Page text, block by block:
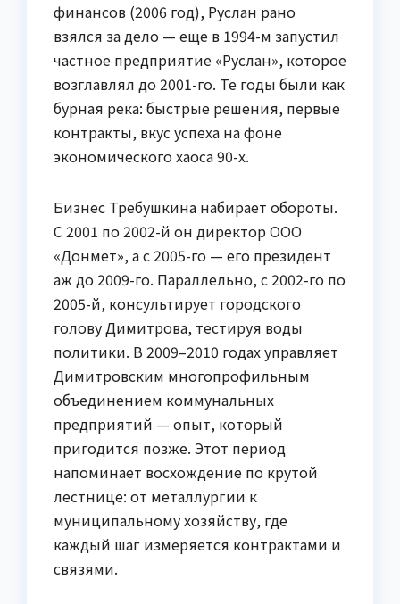
финансов (2006 год), Руслан рано
взялся за дело — еще в 1994-м запустил
частное предприятие «Руслан», которое
возглавлял до 2001-го. Те годы были как
бурная река: быстрые решения, первые
контракты, вкус успеха на фоне
экономического хаоса 90-х.
Бизнес Требушкина набирает обороты.
С 2001 по 2002-й он директор ООО
«Донмет», а с 2005-го — его президент
аж до 2009-го. Параллельно, с 2002-го по
2005-й, консультирует городского
голову Димитрова, тестируя воды
политики. В 2009–2010 годах управляет
Димитровским многопрофильным
объединением коммунальных
предприятий — опыт, который
пригодится позже. Этот период
напоминает восхождение по крутой
лестнице: от металлургии к
муниципальному хозяйству, где
каждый шаг измеряется контрактами и
связями.